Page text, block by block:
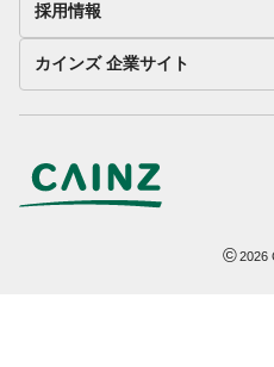
採用情報
カインズ 企業サイト
©2026